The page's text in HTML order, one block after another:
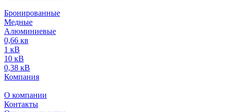
Бронированные
Медные
Алюминиевые
0,66 кв
1 кВ
10 кВ
0,38 кВ
Компания
О компании
Контакты